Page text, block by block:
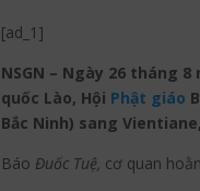
[ad_1]
NSGN – Ngày 26 tháng
quốc Lào, Hội Phật giáo
Bắc Ninh) sang
Báo Đuốc Tuệ, cơ quan